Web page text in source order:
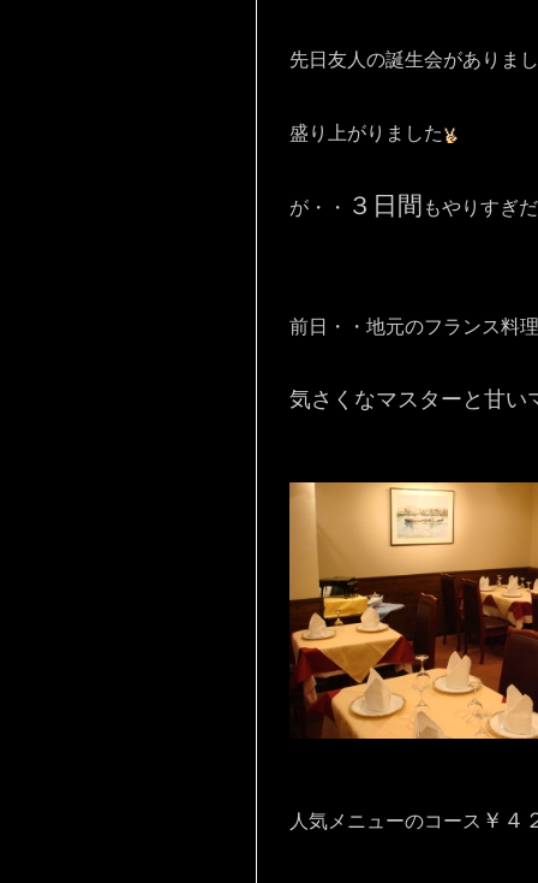
先日友人の誕生会がありま
盛り上がりました
が・・ ３日間 もやりすぎ
前日・・地元のフランス料
気さくなマスターと甘い
人気メニューのコース ￥４